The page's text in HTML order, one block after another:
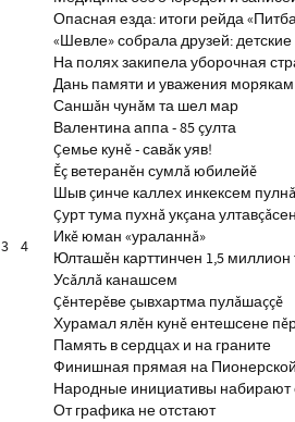
3 4
Опасная езда: итоги рейда
«Шевле» собрала друзей:
На полях закипела уборочная
Дань памяти и уважения морякам
Саншăн чунăм та шел мар
Валентина аппа - 85 çулта
Çемье кунĕ - савăк уяв!
Ĕç ветеранĕн сумлă юбилейĕ
Шыв çинче каллех инкексем пулнă
Çурт тума пухнă укçана
Икĕ юман «ураланнă»
Юлташĕн карттинчен 1,5 миллион
Усăллă канашсем
Çĕнтерĕве çывхартма пулăшаççĕ
Хурамал ялĕн кунĕ ентешсене
Память в сердцах и на граните
Финишная прямая на
Народные инициативы набирают
От графика не отстают